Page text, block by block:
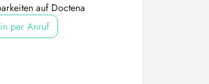
auf Doctena
per Anruf